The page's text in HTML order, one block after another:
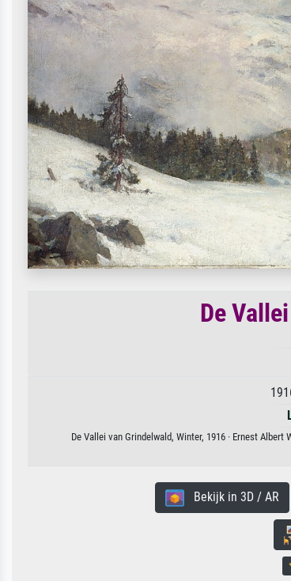
De
De Vallei van Grindelwald, Winter, 1916 · Ernest
Bekijk in 3D / AR